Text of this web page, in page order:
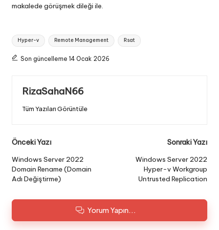
makalede görüşmek dileği ile.
Tags:
Hyper-v Remote Management Rsat
Son güncelleme 14 Ocak 2026
RizaSahaN66
Tüm Yazıları Görüntüle
Post
navigation
Önceki Yazı
Windows Server 2022
Domain Rename (Domain
Adı Değiştirme)
Sonraki Yazı
Windows Server 2022
Hyper-v Workgroup
Untrusted Replication
Yorum Yapın...